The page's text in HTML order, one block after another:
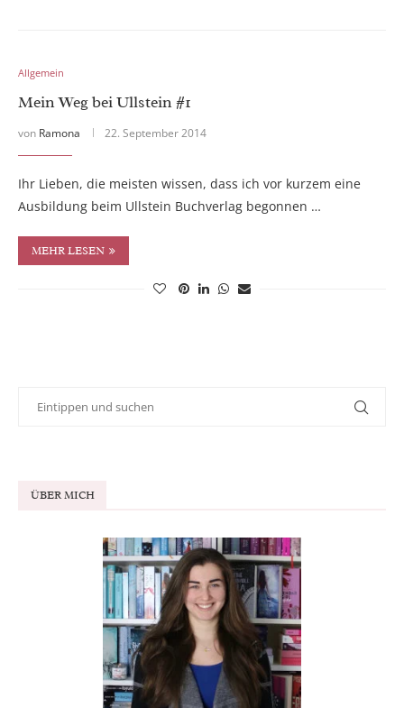
Allgemein
Mein Weg bei Ullstein #1
von Ramona 22. September 2014
Ihr Lieben, die meisten wissen, dass ich vor kurzem eine
Ausbildung beim Ullstein Buchverlag begonnen …
MEHR LESEN
ÜBER MICH